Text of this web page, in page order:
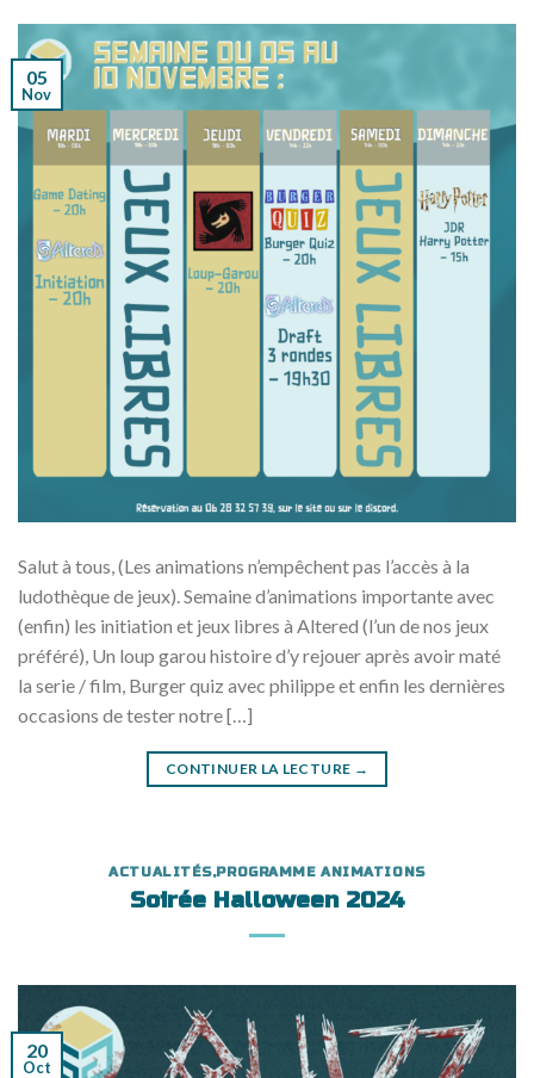
05
Nov
Salut à tous, (Les animations n’empêchent pas l’accès à la
ludothèque de jeux). Semaine d’animations importante avec
(enfin) les initiation et jeux libres à Altered (l’un de nos jeux
préféré), Un loup garou histoire d’y rejouer après avoir maté
la serie / film, Burger quiz avec philippe et enfin les dernières
occasions de tester notre […]
CONTINUER LA LECTURE →
ACTUALITÉS,PROGRAMME ANIMATIONS
Soirée Halloween 2024
20
Oct